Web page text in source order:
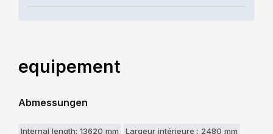
equipement
Abmessungen
Internal length: 13620 mm
Largeur intérieure : 2480 mm